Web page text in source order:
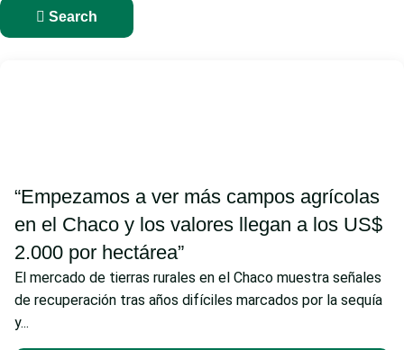
Search
“Empezamos a ver más campos agrícolas
en el Chaco y los valores llegan a los US$
2.000 por hectárea”
El mercado de tierras rurales en el Chaco muestra señales
de recuperación tras años difíciles marcados por la sequía
y...